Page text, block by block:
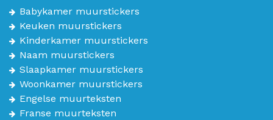
Babykamer muurstickers
Keuken muurstickers
Kinderkamer muurstickers
Naam muurstickers
Slaapkamer muurstickers
Woonkamer muurstickers
Engelse muurteksten
Franse muurteksten